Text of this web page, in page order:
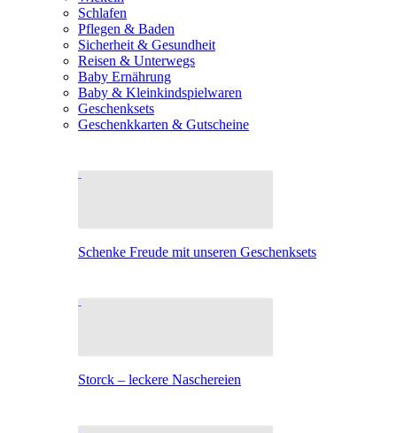
Schlafen
Pflegen & Baden
Sicherheit & Gesundheit
Reisen & Unterwegs
Baby Ernährung
Baby & Kleinkindspielwaren
Geschenksets
Geschenkkarten & Gutscheine
Schenke Freude mit unseren Geschenksets
Storck – leckere Naschereien